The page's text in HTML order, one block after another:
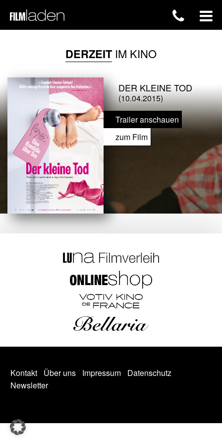
DERZEITIM KINO
DER KLEINE TOD
(10.04.2015)
Trailer anschauen
zum Film
Kontakt Über uns Impressum
Datenschutz
Newsletter